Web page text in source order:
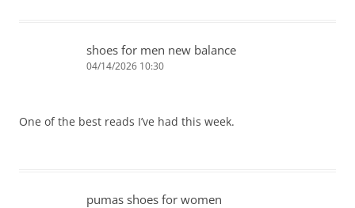
shoes for men new balance
04/14/2026 10:30
One of the best reads I’ve had this week.
pumas shoes for women